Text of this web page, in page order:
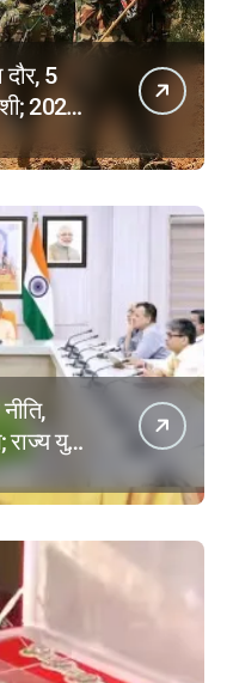
5
2025
युवा